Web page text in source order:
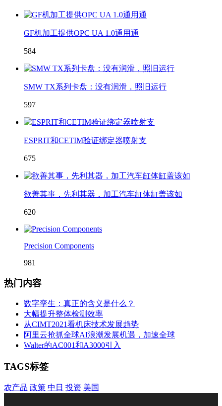
GF机加工提供OPC UA 1.0通用通
584
SMW TX系列卡盘：没有润滑，照旧运行
597
ESPRIT和CETIM验证绑定器喷射支
675
欲善其事，先利其器，加工汽车缸体缸盖该如
620
Precision Components
981
热门内容
数字孪生：真正的含义是什么？
大幅提升整体检测效率
从CIMT2021看机床技术发展趋势
阿里云抢抓全球AI浪潮发展机遇，加速全球
Walter的AC001和A3000引入
TAGS标签
农产品 政策 中日 投资 美国